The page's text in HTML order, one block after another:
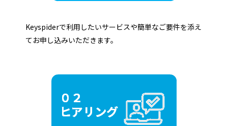
Keyspiderで利用したいサービスや簡単なご要件を添え
てお申し込みいただきます。